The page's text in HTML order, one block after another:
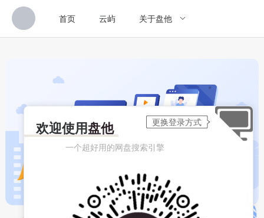
首页 云屿 关于盘他
欢迎使用盘他
一个超好用的网盘搜索引擎